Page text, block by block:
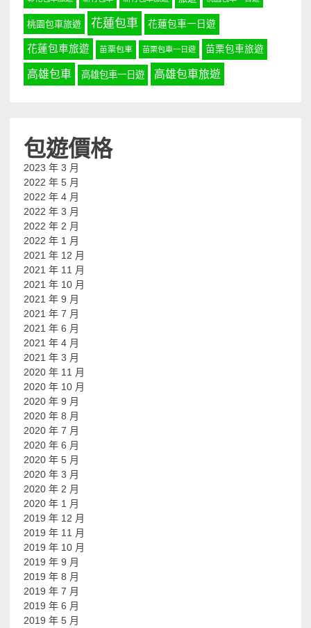
桃園包車旅遊 花蓮包車 花蓮包車一日遊
花蓮包車旅遊 苗栗包車 苗栗包車一日遊 苗栗包車旅遊
高雄包車 高雄包車一日遊 高雄包車旅遊
包遊價格
2023 年 3 月
2022 年 5 月
2022 年 4 月
2022 年 3 月
2022 年 2 月
2022 年 1 月
2021 年 12 月
2021 年 11 月
2021 年 10 月
2021 年 9 月
2021 年 7 月
2021 年 6 月
2021 年 4 月
2021 年 3 月
2020 年 11 月
2020 年 10 月
2020 年 9 月
2020 年 8 月
2020 年 7 月
2020 年 6 月
2020 年 5 月
2020 年 3 月
2020 年 2 月
2020 年 1 月
2019 年 12 月
2019 年 11 月
2019 年 10 月
2019 年 9 月
2019 年 8 月
2019 年 7 月
2019 年 6 月
2019 年 5 月